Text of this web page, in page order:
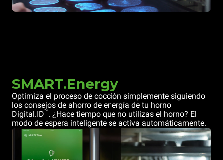
SMART.Energy
Optimiza el proceso de cocción simplemente siguiendo
los consejos de ahorro de energía de tu horno
Digital.ID™. ¿Hace tiempo que no utilizas el horno? El
modo de espera inteligente se activa automáticamente.